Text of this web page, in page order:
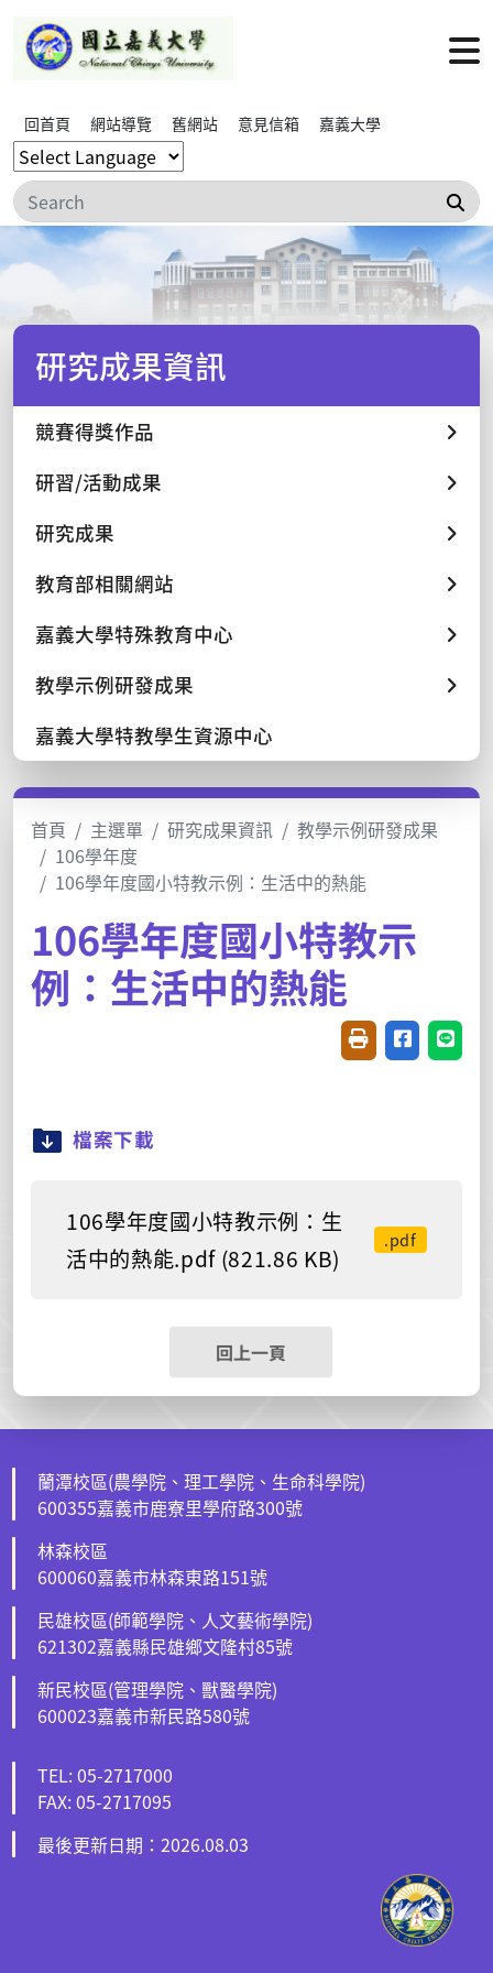
回首頁 網站導覽 舊網站 意見信箱 嘉義大學
搜
研究成果資訊
競賽得獎作品
研習/活動成果
研究成果
教育部相關網站
嘉義大學特殊教育中心
教學示例研發成果
嘉義大學特教學生資源中心
首頁 主選單 研究成果資訊
教學示例研發成果
106學年度
106學年度國小特教示例：生活中的熱能
106學年度國小特教示
例：生活中的熱能
友善列印(開新視
分享至臉書
分享
檔案下載
106學年度國小特教示例：生
活中的熱能.pdf (821.86 KB)
.pdf
回上一頁
蘭潭校區(農學院、理工學院、生命科學院)
600355嘉義市鹿寮里學府路300號
林森校區
600060嘉義市林森東路151號
民雄校區(師範學院、人文藝術學院)
621302嘉義縣民雄鄉文隆村85號
新民校區(管理學院、獸醫學院)
600023嘉義市新民路580號
TEL: 05-2717000
FAX: 05-2717095
最後更新日期：2026.08.03